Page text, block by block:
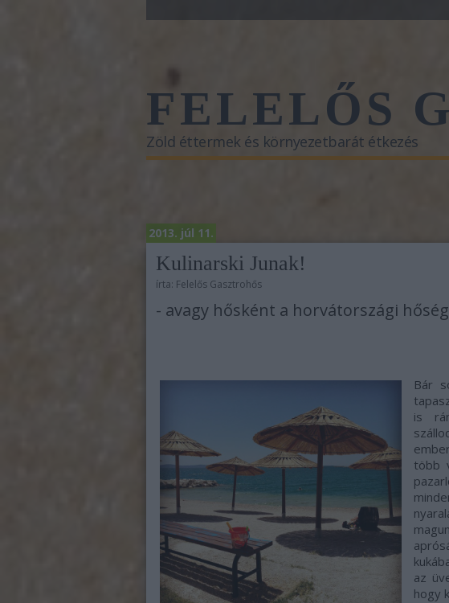
FELELŐS
Zöld éttermek és környezetbarát étkezés
2013. júl 11.
Kulinarski Junak!
írta: Felelős Gasztrohős
- avagy hősként a horvátországi
Bár
is
több
az
hogy